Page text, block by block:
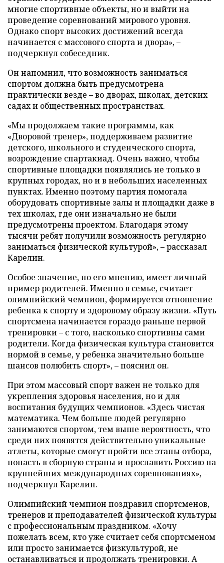
многие спортивные объекты, но и выйти на
проведение соревнований мирового уровня.
Однако спорт высоких достижений всегда
начинается с массового спорта и двора», –
подчеркнул собеседник.
Он напомнил, что возможность заниматься
спортом должна быть предусмотрена
практически везде – во дворах, школах, детских
садах и общественных пространствах.
«Мы продолжаем такие программы, как
«Дворовой тренер», поддерживаем развитие
детского, школьного и студенческого спорта,
возрождение спартакиад. Очень важно, чтобы
спортивные площадки появлялись не только в
крупных городах, но и в небольших населенных
пунктах. Именно поэтому партия помогала
оборудовать спортивные залы и площадки даже в
тех школах, где они изначально не были
предусмотрены проектом. Благодаря этому
тысячи ребят получили возможность регулярно
заниматься физической культурой», – рассказал
Карелин.
Особое значение, по его мнению, имеет личный
пример родителей. Именно в семье, считает
олимпийский чемпион, формируется отношение
ребенка к спорту и здоровому образу жизни. «Путь
спортсмена начинается гораздо раньше первой
тренировки – с того, насколько спортивны сами
родители. Когда физическая культура становится
нормой в семье, у ребенка значительно больше
шансов полюбить спорт», – пояснил он.
При этом массовый спорт важен не только для
укрепления здоровья населения, но и для
воспитания будущих чемпионов. «Здесь чистая
математика. Чем больше людей регулярно
занимаются спортом, тем выше вероятность, что
среди них появятся действительно уникальные
атлеты, которые смогут пройти все этапы отбора,
попасть в сборную страны и прославить Россию на
крупнейших международных соревнованиях», –
подчеркнул Карелин.
Олимпийский чемпион поздравил спортсменов,
тренеров и преподавателей физической культуры
с профессиональным праздником. «Хочу
пожелать всем, кто уже считает себя спортсменом
или просто занимается физкультурой, не
останавливаться и продолжать тренировки. А